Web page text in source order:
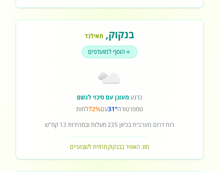
בנקוק, תאילנד
הוסף למועדפים
כרגעמעונן עם סיכוי לגשם
טמפרטורה31°עם72%לחות
רוח דרום מערביתבכיוון 235מעלות ובמהירות 13 קמ"ש
מזג האוויר בבנקוקתחזית לשבועיים